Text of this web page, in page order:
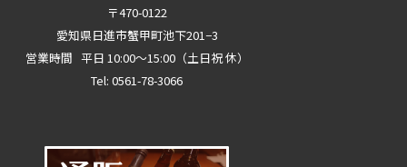
〒470-0122
愛知県日進市蟹甲町池下201−3
営業時間 平日 10:00～15:00（土日祝 休）
Tel: 0561-78-3066